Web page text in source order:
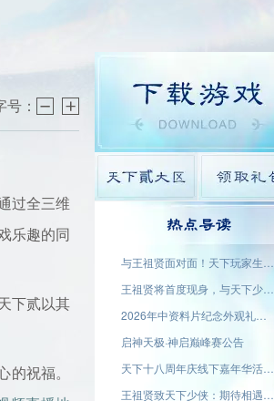
号：
过全三维
乐趣的同
下贰以其
祝福。
热点导读
王祖贤将首度现身，与天下少侠面对面！
2026年中资料片纪念外观礼盒「蜀渊问剑」现已上线！
启神天极·神启巅峰赛公告
天下十八周年庆线下嘉年华活动名单公示
王祖贤致天下少侠：期待相遇于大荒！18周年专属问候请查收